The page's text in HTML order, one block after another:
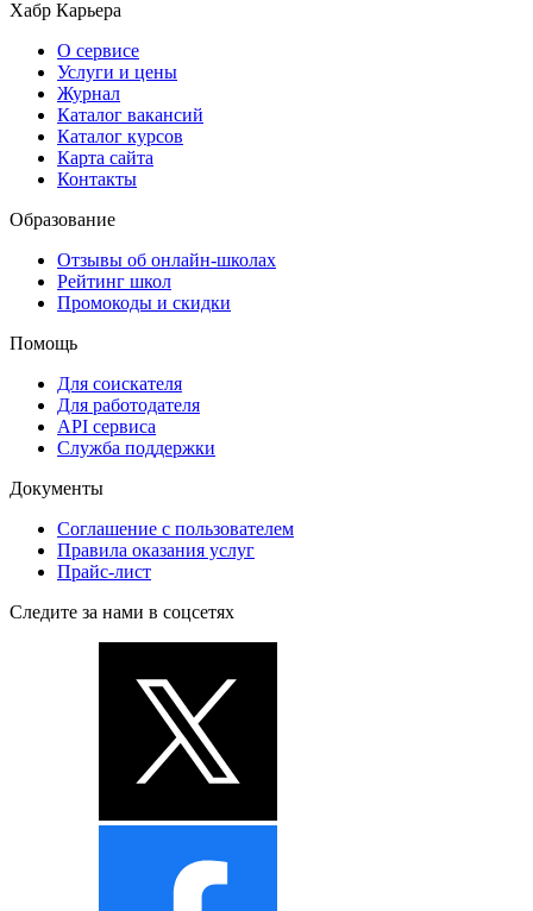
Хабр Карьера
О сервисе
Услуги и цены
Журнал
Каталог вакансий
Каталог курсов
Карта сайта
Контакты
Образование
Отзывы об онлайн-школах
Рейтинг школ
Промокоды и скидки
Помощь
Для соискателя
Для работодателя
API сервиса
Служба поддержки
Документы
Соглашение с пользователем
Правила оказания услуг
Прайс-лист
Следите за нами в соцсетях